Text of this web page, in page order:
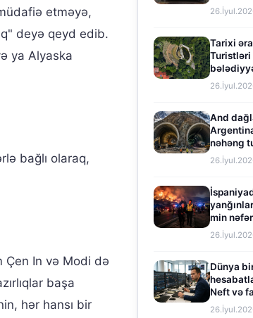
etməyə,
deyə qeyd edib.
ya Alyaska
bağlı olaraq,
Çen In və Modi də
başa
hər hansı bir
Tarixi
Turistləri
And
nəhəng
min
Dünya
Neft və
təsiri